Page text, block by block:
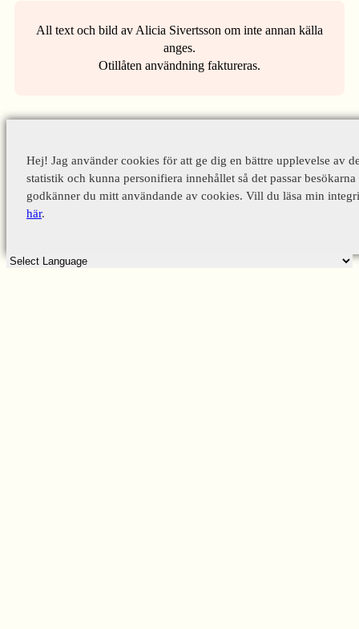
All text och bild av Alicia Sivertsson om inte annan källa
anges.
Otillåten användning faktureras.
Hej! Jag använder cookies för att ge dig en bättre upplevelse av
statistik och kunna personifiera innehållet så det passar
godkänner du mitt användande av cookies. Vill du läsa min
här.